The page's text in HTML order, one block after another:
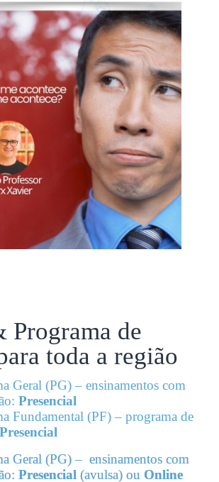
Programa de
toda a região
Geral (PG) – ensinamentos com
Presencial
Fundamental (PF) – programa de
Presencial
Geral (PG) – ensinamentos com
Presencial (avulsa) ou Online